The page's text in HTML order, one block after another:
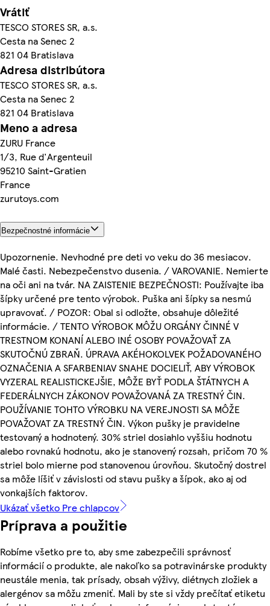
Vrátiť
TESCO STORES SR, a.s.
Cesta na Senec 2
821 04 Bratislava
Adresa distribútora
TESCO STORES SR, a.s.
Cesta na Senec 2
821 04 Bratislava
Meno a adresa
ZURU France
1/3, Rue d'Argenteuil
95210 Saint-Gratien
France
zurutoys.com
Bezpečnostné informácie
Upozornenie. Nevhodné pre deti vo veku do 36 mesiacov.
Malé časti. Nebezpečenstvo dusenia. / VAROVANIE. Nemierte
na oči ani na tvár. NA ZAISTENIE BEZPEČNOSTI: Používajte iba
šípky určené pre tento výrobok. Puška ani šípky sa nesmú
upravovať. / POZOR: Obal si odložte, obsahuje dôležité
informácie. / TENTO VÝROBOK MÔŽU ORGÁNY ČINNÉ V
TRESTNOM KONANÍ ALEBO INÉ OSOBY POVAŽOVAŤ ZA
SKUTOČNÚ ZBRAŇ. ÚPRAVA AKÉHOKOLVEK POŽADOVANÉHO
OZNAČENIA A SFARBENIAV SNAHE DOCIELIŤ, ABY VÝROBOK
VYZERAL REALISTICKEJŠIE, MÔŽE BYŤ PODLA ŠTÁTNYCH A
FEDERÁLNYCH ZÁKONOV POVAŽOVANÁ ZA TRESTNÝ ČIN.
POUŽÍVANIE TOHTO VÝROBKU NA VEREJNOSTI SA MÔŽE
POVAŽOVAT ZA TRESTNÝ ČIN. Výkon pušky je pravidelne
testovaný a hodnotený. 30% striel dosiahlo vyššiu hodnotu
alebo rovnakú hodnotu, ako je stanovený rozsah, pričom 70 %
striel bolo mierne pod stanovenou úrovňou. Skutočný dostrel
sa môže líšiť v závislosti od stavu pušky a šípok, ako aj od
vonkajších faktorov.
Ukázať všetko Pre chlapcov
Príprava a použitie
Robíme všetko pre to, aby sme zabezpečili správnosť
informácií o produkte, ale nakoľko sa potravinárske produkty
neustále menia, tak prísady, obsah výživy, diétnych zložiek a
alergénov sa môžu zmeniť. Mali by ste si vždy prečítať etiketu